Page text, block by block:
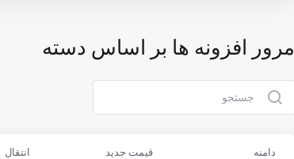
مرور افزونه ها بر اساس دسته
دامنه قیمت جدید انتقال